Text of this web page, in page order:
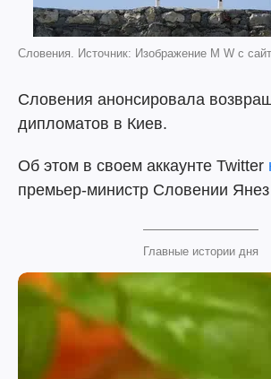
Словения. Источник: Изображение M W с
Словения анонсировала
дипломатов в Киев.
Об этом в своем аккаунте Twitter
премьер-министр Словении
Главные истории дня